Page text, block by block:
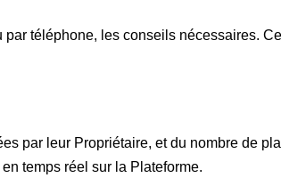
téléphone, les conseils nécessaires.
par leur Propriétaire, et du nombre de
temps réel sur la Plateforme.